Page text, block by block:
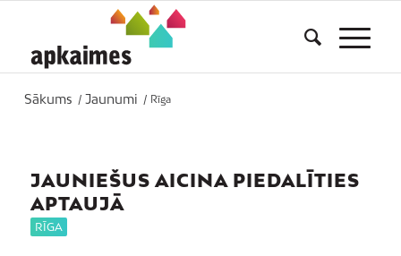
Sākums / Jaunumi / Rīga
JAUNIEŠUS AICINA PIEDALĪTIES
APTAUJĀ
RĪGA